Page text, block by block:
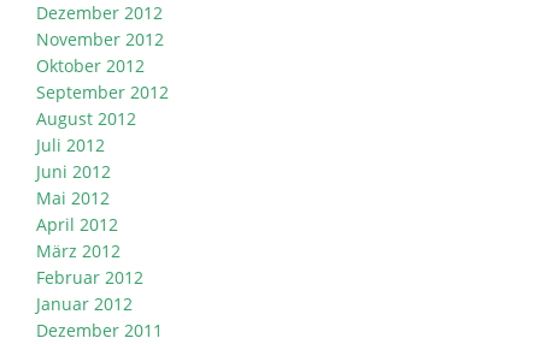
Dezember 2012
November 2012
Oktober 2012
September 2012
August 2012
Juli 2012
Juni 2012
Mai 2012
April 2012
März 2012
Februar 2012
Januar 2012
Dezember 2011